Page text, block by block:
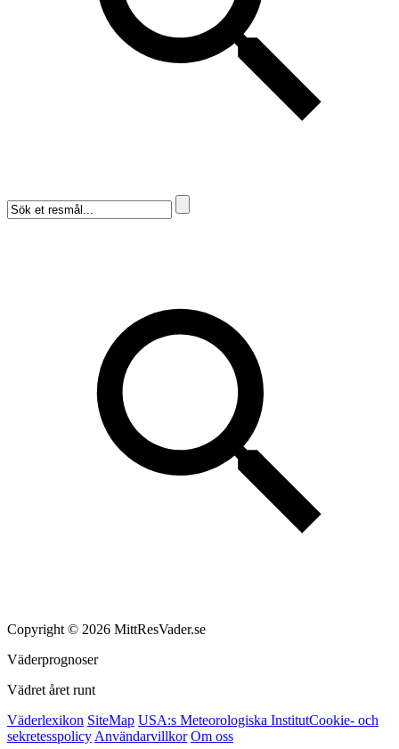
Copyright © 2026 MittResVader.se
Väderprognoser
Vädret året runt
Väderlexikon SiteMap USA:s Meteorologiska InstitutCookie- och
sekretesspolicy Användarvillkor Om oss